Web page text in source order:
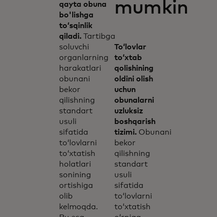
qayta obuna
bo'lishga
to‘sqinlik
qiladi. Tartibga
soluvchi
organlarning
harakatlari
obunani
bekor
qilishning
standart
usuli
sifatida
to‘lovlarni
to‘xtatish
holatlari
sonining
ortishiga
olib
kelmoqda.
mumkin
Toʻlovlar
toʻxtab
qolishining
oldini olish
uchun
obunalarni
uzluksiz
boshqarish
tizimi. Obunani
bekor
qilishning
standart
usuli
sifatida
to‘lovlarni
to‘xtatish